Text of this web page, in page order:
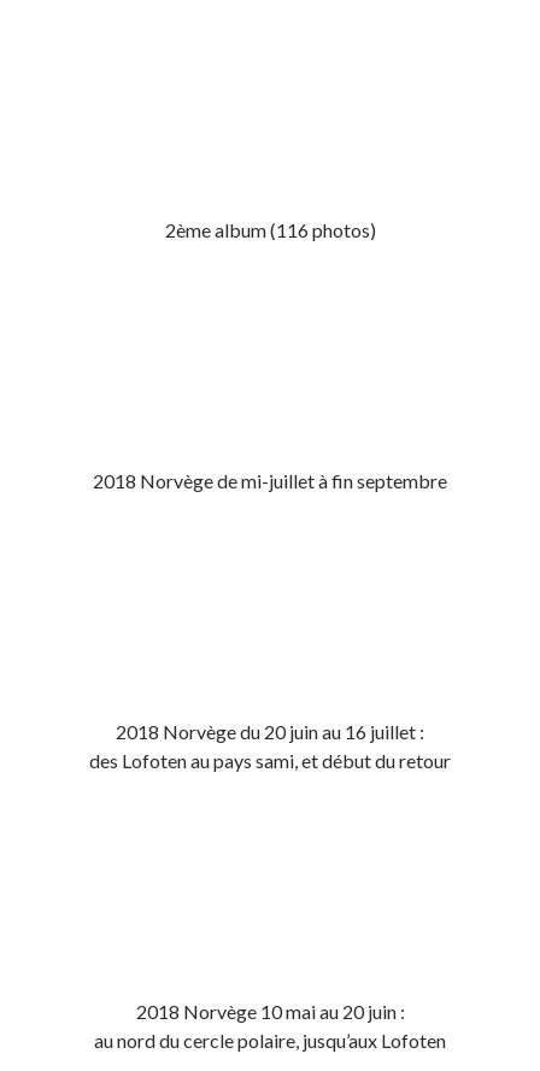
2ème album (116 photos)
2018 Norvège de mi-juillet à fin septembre
2018 Norvège du 20 juin au 16 juillet :
des Lofoten au pays sami, et début du retour
2018 Norvège 10 mai au 20 juin :
au nord du cercle polaire, jusqu’aux Lofoten